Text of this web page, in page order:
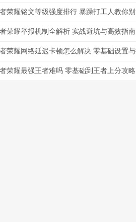
荣耀举报机制全解析 实战避坑与高效指南
荣耀最强王者难吗 零基础到王者上分攻略